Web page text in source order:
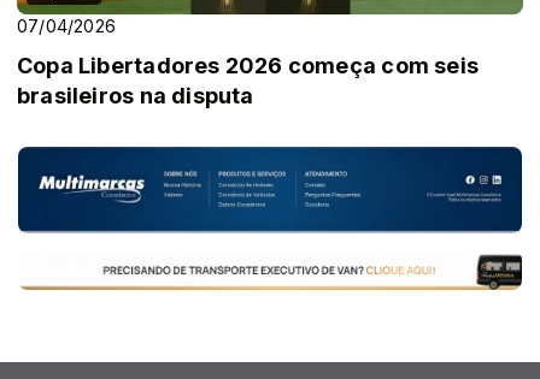
07/04/2026
Copa Libertadores 2026 começa com seis
brasileiros na disputa